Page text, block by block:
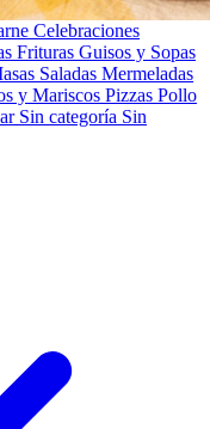
Celebraciones
Frituras Guisos y Sopas
Saladas Mermeladas
y Mariscos Pizzas Pollo
Sin categoría Sin